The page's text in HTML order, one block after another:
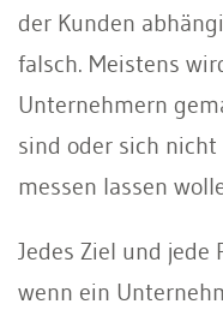
der Kunden
falsch. Meistens
Unternehmern
sind oder sich
messen lassen
Jedes Ziel und
wenn ein